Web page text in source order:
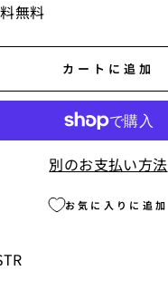
無料
カートに追加
別のお支払い方法
お気に入りに追加